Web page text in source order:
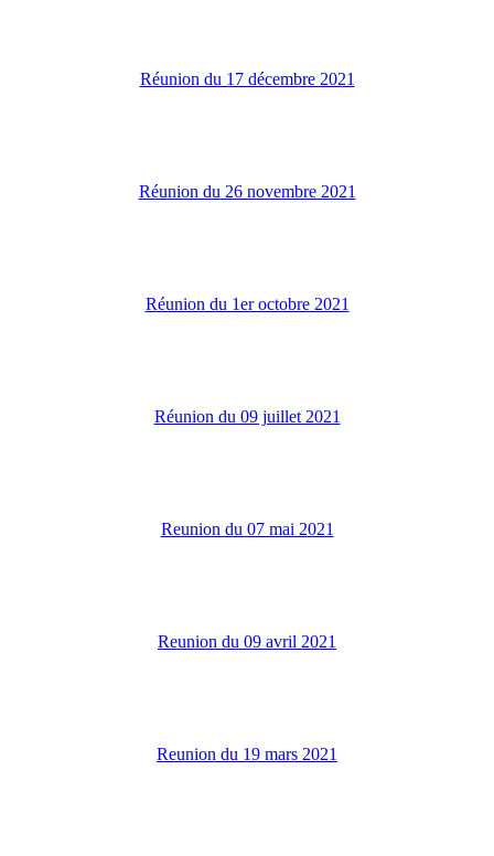
Réunion du 17 décembre 2021
Réunion du 26 novembre 2021
Réunion du 1er octobre 2021
Réunion du 09 juillet 2021
Reunion du 07 mai 2021
Reunion du 09 avril 2021
Reunion du 19 mars 2021